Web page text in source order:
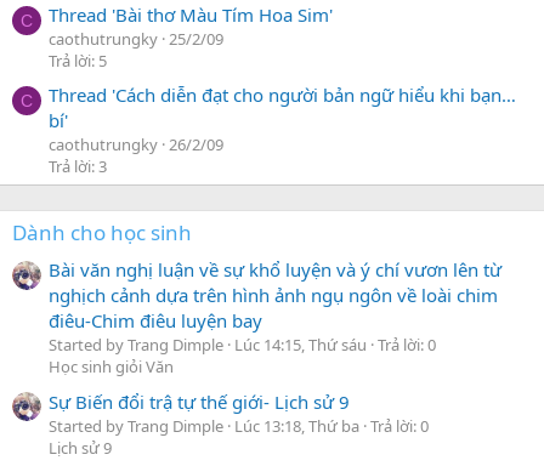
C Thread 'Bài thơ Màu Tím Hoa Sim'
caothutrungky 25/2/09
Trả lời: 5
C
Thread 'Cách diễn đạt cho người bản ngữ hiểu khi bạn…
bí'
caothutrungky 26/2/09
Trả lời: 3
Dành cho học sinh
Bài văn nghị luận về sự khổ luyện và ý chí vươn lên từ
nghịch cảnh dựa trên hình ảnh ngụ ngôn về loài chim
điêu-Chim điêu luyện bay
Started by Trang Dimple Lúc 14:15, Thứ sáu Trả lời: 0
Học sinh giỏi Văn
Sự Biến đổi trậ tự thế giới- Lịch sử 9
Started by Trang Dimple Lúc 13:18, Thứ ba Trả lời: 0
Lịch sử 9